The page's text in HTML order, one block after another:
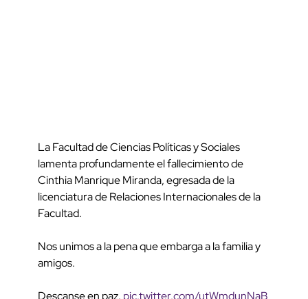
La Facultad de Ciencias Políticas y Sociales
lamenta profundamente el fallecimiento de
Cinthia Manrique Miranda, egresada de la
licenciatura de Relaciones Internacionales de la
Facultad.
Nos unimos a la pena que embarga a la familia y
amigos.